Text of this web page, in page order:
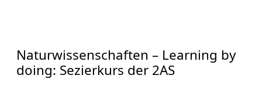
Naturwissenschaften – Learning by
doing: Sezierkurs der 2AS